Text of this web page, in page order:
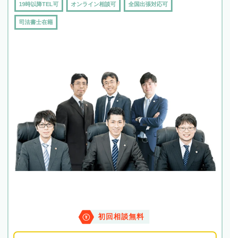
19時以降TEL可 オンライン相談可 全国出張対応可
司法書士在籍
初回相談無料